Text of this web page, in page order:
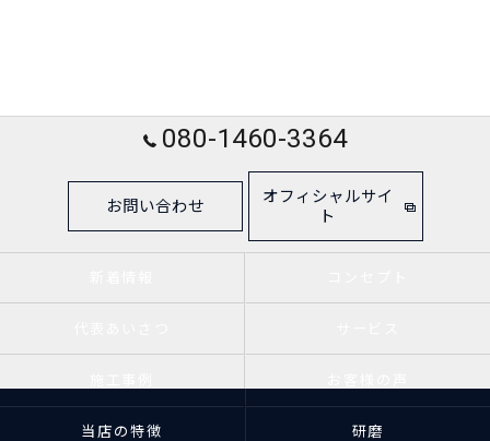
080-1460-3364
お問い合わせ
オフィシャルサイ
ト
当店の特徴 研磨